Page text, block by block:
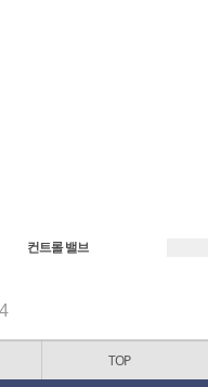
컨트롤 밸브
4
TOP